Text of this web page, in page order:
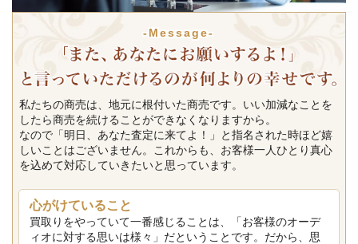
-Message-
私たちの商売は、地元に根付いた商売です。いい加減なことを
したら商売を続けることができなくなりますから。
なので「明日、あなた査定に来てよ！」と指名された時ほど嬉
しいことはございません。これからも、お客様一人ひとり真心
を込めて対応していきたいと思っています。
心がけていること
買取りをやっていて一番感じることは、「お客様のオーデ
ィオに対する思いは様々」だということです。だから、思